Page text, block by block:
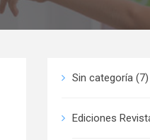
Sin categoría (7)
Ediciones